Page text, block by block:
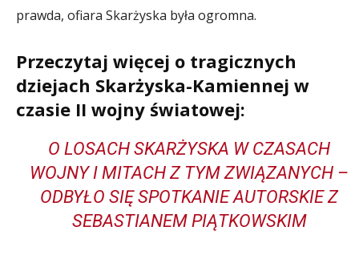
prawda, ofiara Skarżyska była ogromna.
Przeczytaj więcej o tragicznych
dziejach Skarżyska-Kamiennej w
czasie II wojny światowej:
O LOSACH SKARŻYSKA W CZASACH
WOJNY I MITACH Z TYM ZWIĄZANYCH –
ODBYŁO SIĘ SPOTKANIE AUTORSKIE Z
SEBASTIANEM PIĄTKOWSKIM